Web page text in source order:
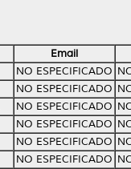
Email
NO ESPECIFICADO
NO ESPECIFICADO
NO ESPECIFICADO
NO ESPECIFICADO
NO ESPECIFICADO
NO ESPECIFICADO